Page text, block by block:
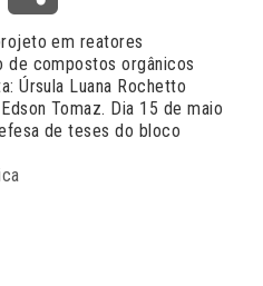
em reatores
compostos orgânicos
Úrsula Luana Rochetto
Tomaz. Dia 15 de maio
de teses do bloco